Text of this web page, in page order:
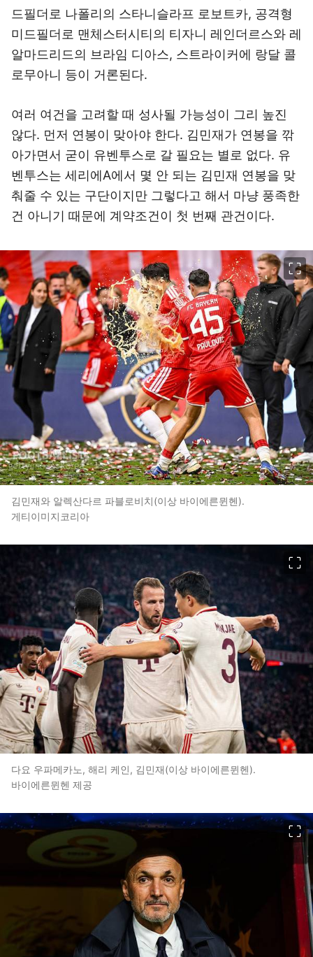
드필더로 나폴리의 스타니슬라프 로보트카, 공격형
미드필더로 맨체스터시티의 티자니 레인더르스와 레
알마드리드의 브라임 디아스, 스트라이커에 랑달 콜
로무아니 등이 거론된다.
여러 여건을 고려할 때 성사될 가능성이 그리 높진
않다. 먼저 연봉이 맞아야 한다. 김민재가 연봉을 깎
아가면서 굳이 유벤투스로 갈 필요는 별로 없다. 유
벤투스는 세리에A에서 몇 안 되는 김민재 연봉을 맞
춰줄 수 있는 구단이지만 그렇다고 해서 마냥 풍족한
건 아니기 때문에 계약조건이 첫 번째 관건이다.
김민재와 알렉산다르 파블로비치(이상 바이에른뮌헨).
게티이미지코리아
다요 우파메카노, 해리 케인, 김민재(이상 바이에른뮌헨).
바이에른뮌헨 제공